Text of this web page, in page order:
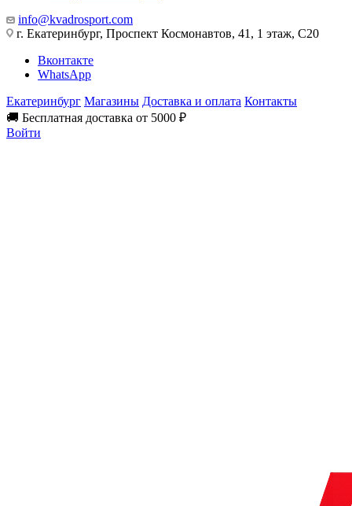
info@kvadrosport.com
г. Екатеринбург, Проспект Космонавтов, 41, 1 этаж, С20
Вконтакте
WhatsApp
Екатеринбург Магазины Доставка и оплата Контакты
🚚 Бесплатная доставка от 5000 ₽
Войти